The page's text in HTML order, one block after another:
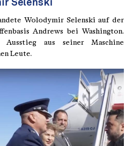
Selenski
Wolodymir Selenski auf der
Andrews bei Washington.
aus seiner Maschine
Leute.